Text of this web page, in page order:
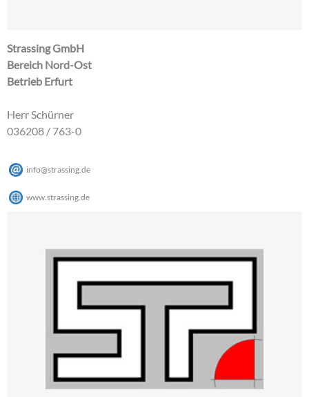
Strassing GmbH
Bereich Nord-Ost
Betrieb Erfurt
Herr Schürner
036208 / 763-0
info@strassing.de
www.strassing.de